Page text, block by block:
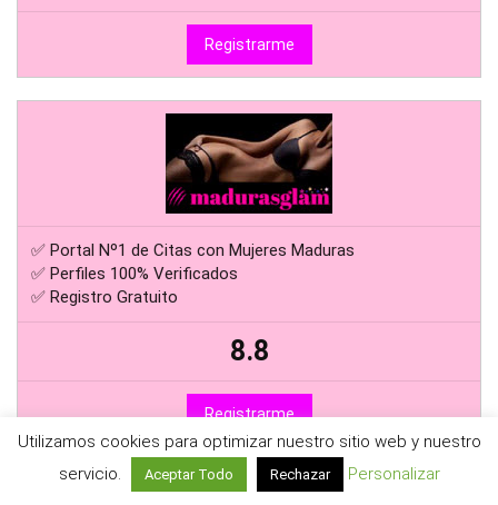
Registrarme
✅ Portal Nº1 de Citas con Mujeres Maduras
✅ Perfiles 100% Verificados
✅ Registro Gratuito
8.8
Registrarme
Utilizamos cookies para optimizar nuestro sitio web y nuestro
servicio.
Aceptar Todo Rechazar Personalizar